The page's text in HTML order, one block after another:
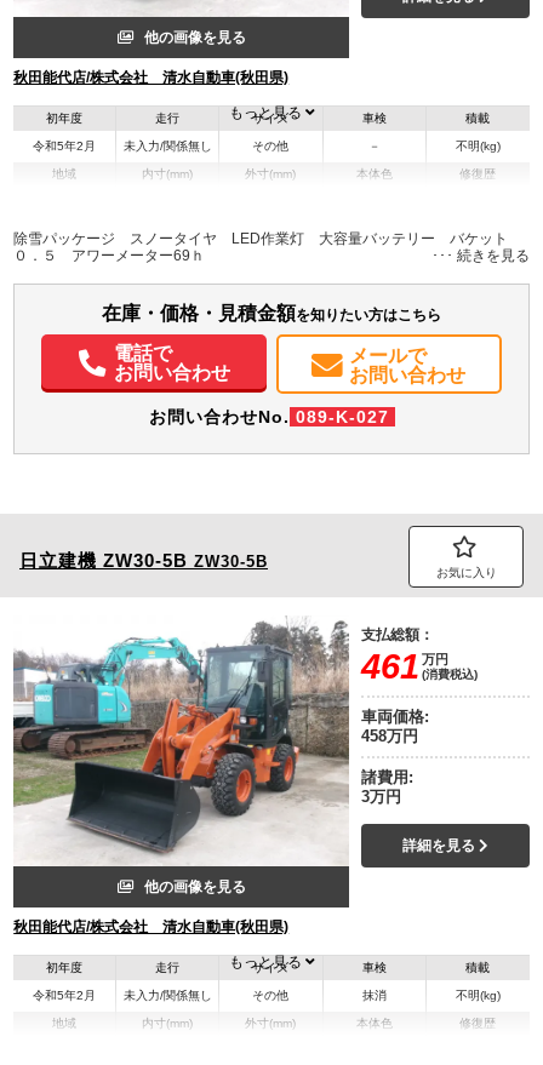
他の画像を見る
秋田能代店/株式会社 清水自動車(秋田県)
初年度
令和5年2月
走行
未入力/関係無し
サイズ
その他
車検
－
積載
不明(kg)
地域 内寸(mm) 外寸(mm) 本体色 修復歴
もっと見る
除雪パッケージ スノータイヤ LED作業灯 大容量バッテリー バケット
０．５ アワーメーター69ｈ
在庫・価格・見積金額を知りたい方はこちら
電話で
お問い合わせ
メールで
お問い合わせ
お問い合わせNo. 089-K-027
日立建機 ZW30-5B ZW30-5B
お気に入り
他の画像を見る
秋田能代店/株式会社 清水自動車(秋田県)
支払総額：
461 万円
(消費税込)
車両価格:
458万円
諸費用:
3万円
詳細を見る
初年度
令和5年2月
走行
未入力/関係無し
サイズ
その他
車検
抹消
積載
不明(kg)
地域 内寸(mm) 外寸(mm) 本体色 修復歴
もっと見る